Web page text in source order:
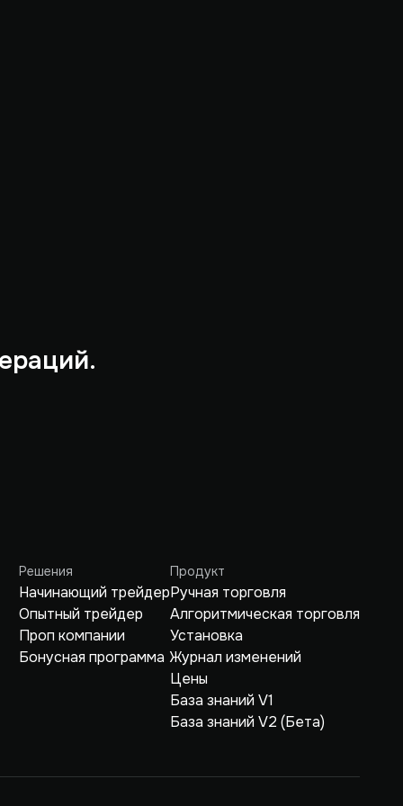
Решения
Начинающий трейдер
Опытный трейдер
Проп компании
Бонусная программа
Продукт
Ручная торговля
Алгоритмическая торговля
Установка
Журнал изменений
Цены
База знаний V1
База знаний V2 (Бета)